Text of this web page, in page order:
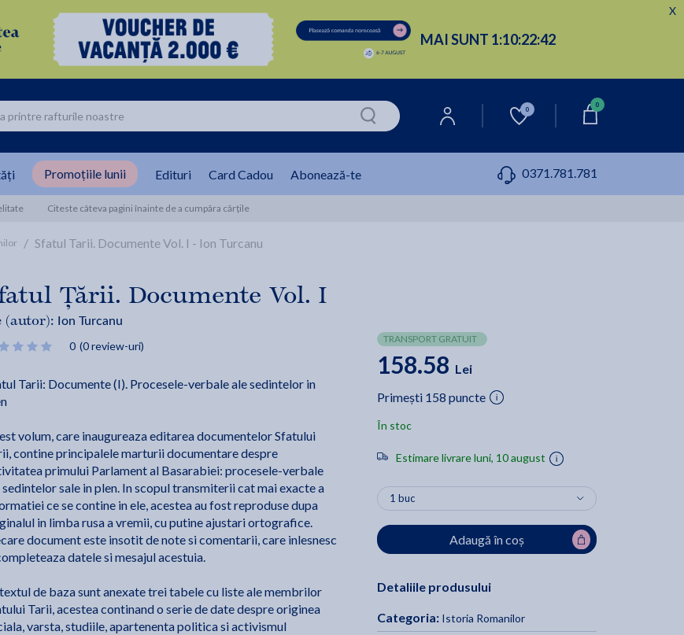
MAI SUNT 1:10:22:41
X
0
0
Promoțiile lunii Edituri Card Cadou Abonează-te 0371.781.781
Citeste câteva pagini înainte de a cumpăra cărțile
/ Sfatul Tarii. Documente Vol. I - Ion Turcanu
Țării. Documente Vol. I
(autor): Ion Turcanu
0 (0 review-uri)
Tarii: Documente (I). Procesele-verbale ale sedintelor in
volum, care inaugureaza editarea documentelor Sfatului
contine principalele marturii documentare despre
primului Parlament al Basarabiei: procesele-verbale
sedintelor sale in plen. In scopul transmiterii cat mai exacte a
ce se contine in ele, acestea au fost reproduse dupa
in limba rusa a vremii, cu putine ajustari ortografice.
document este insotit de note si comentarii, care inlesnesc
datele si mesajul acestuia.
de baza sunt anexate trei tabele cu liste ale membrilor
Tarii, acestea continand o serie de date despre originea
varsta, studiile, apartenenta politica si activismul
TRANSPORT GRATUIT
158.58 Lei
Primești 158 puncte
În stoc
Estimare livrare luni, 10 august
Adaugă în coș
Detaliile produsului
Categoria: Istoria Romanilor